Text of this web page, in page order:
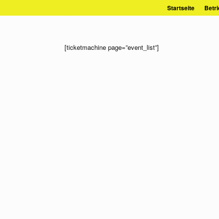
Inhalt
Startseite
[ticketmachine page=”event_list”]